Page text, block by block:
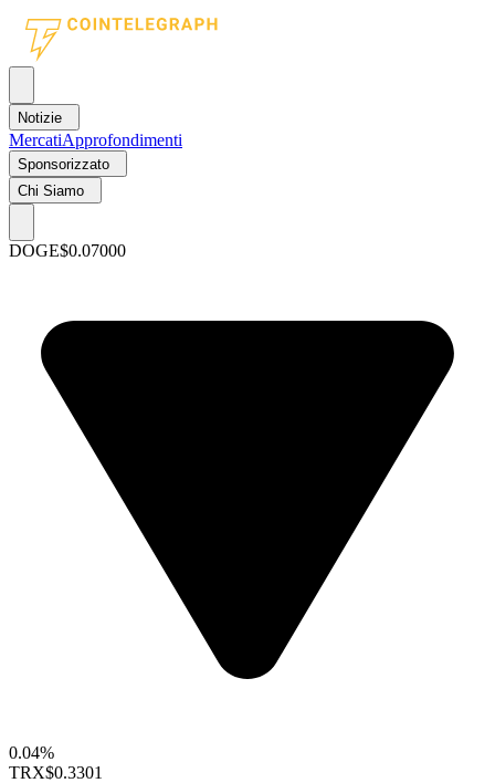
Notizie
MercatiApprofondimenti
Sponsorizzato
Chi Siamo
DOGE$0.07000
0.04%
TRX$0.3301